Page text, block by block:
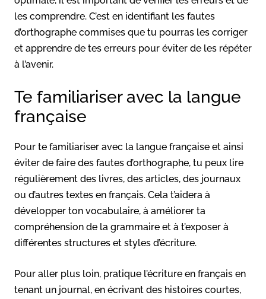
les comprendre. C’est en identifiant les fautes
d’orthographe commises que tu pourras les corriger
et apprendre de tes erreurs pour éviter de les répéter
à l’avenir.
Te familiariser avec la langue
française
Pour te familiariser avec la langue française et ainsi
éviter de faire des fautes d’orthographe, tu peux lire
régulièrement des livres, des articles, des journaux
ou d’autres textes en français. Cela t’aidera à
développer ton vocabulaire, à améliorer ta
compréhension de la grammaire et à t’exposer à
différentes structures et styles d’écriture.
Pour aller plus loin, pratique l’écriture en français en
tenant un journal, en écrivant des histoires courtes,